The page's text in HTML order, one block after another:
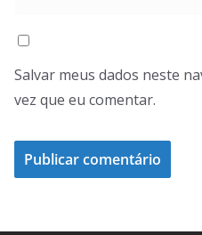
Salvar meus dados neste
vez que eu comentar.